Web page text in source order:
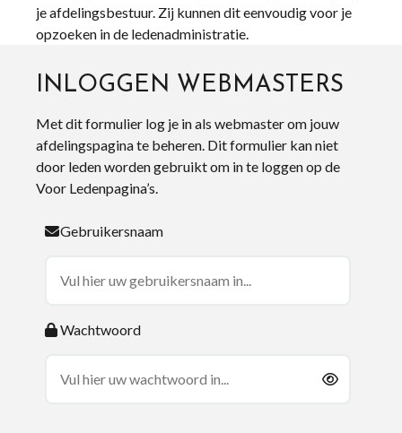
je afdelingsbestuur. Zij kunnen dit eenvoudig voor je
opzoeken in de ledenadministratie.
INLOGGEN WEBMASTERS
Met dit formulier log je in als webmaster om jouw
afdelingspagina te beheren. Dit formulier kan niet
door leden worden gebruikt om in te loggen op de
Voor Ledenpagina’s.
Gebruikersnaam
Wachtwoord